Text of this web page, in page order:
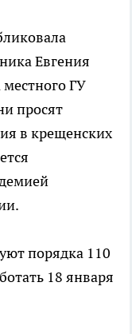
Евгения
ГУ
просят
в крещенских
порядка 110
18 января